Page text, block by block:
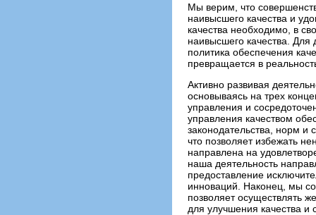
Мы верим, что
наивысшего качества и
качества необходимо, в
наивысшего качества. Для
политика обеспечения
превращается в
Активно развивая
основываясь на трех
управления и
управления качеством
законодательства, норм и
что позволяет избежать
направлена на
наша деятельность
предоставление
инноваций. Наконец, мы
позволяет осуществлять
для улучшения качества и